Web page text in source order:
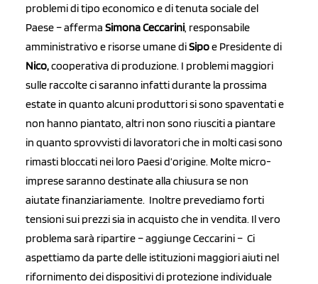
problemi di tipo economico e di tenuta sociale del
Paese – afferma Simona Ceccarini, responsabile
amministrativo e risorse umane diSipoe Presidente di
Nico,cooperativa di produzione. I problemi maggiori
sulle raccolte ci saranno infatti durante la prossima
estate in quanto alcuni produttori si sono spaventati e
non hanno piantato, altri non sono riusciti a piantare
in quanto sprovvisti di lavoratori che in molti casi sono
rimasti bloccati nei loro Paesi d’origine. Molte micro-
imprese saranno destinate alla chiusura se non
aiutate finanziariamente. Inoltre prevediamo forti
tensioni sui prezzi sia in acquisto che in vendita. Il vero
problema sarà ripartire – aggiunge Ceccarini – Ci
aspettiamo da parte delle istituzioni maggiori aiuti nel
rifornimento dei dispositivi di protezione individuale